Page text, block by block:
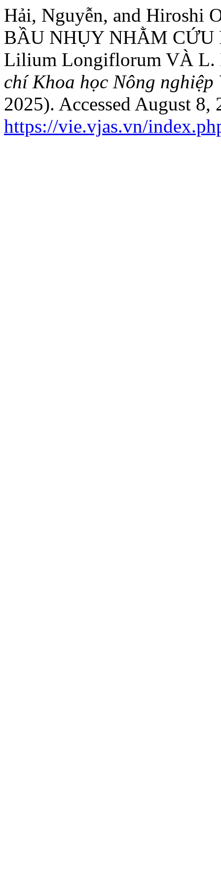
Hải, Nguyễn, and Hiroshi
BẦU NHỤY NHẰM
Lilium Longiflorum VÀ L.
chí Khoa học Nông nghiệp
2025). Accessed August 8,
https://vie.vjas.vn/